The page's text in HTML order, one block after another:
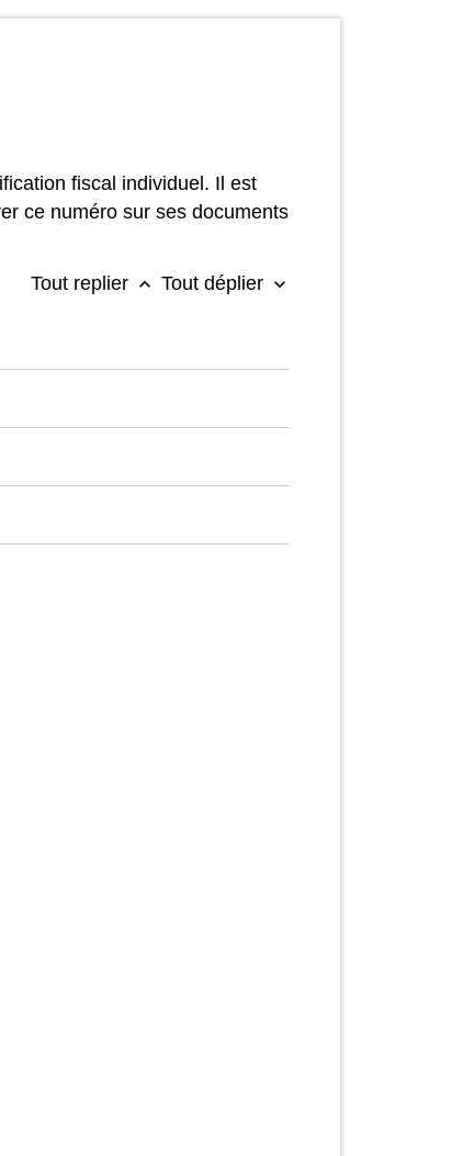
fiscal individuel. Il est
ce numéro sur ses documents
Tout replier keyboard_arrow_up Tout déplier keyboard_arrow_down